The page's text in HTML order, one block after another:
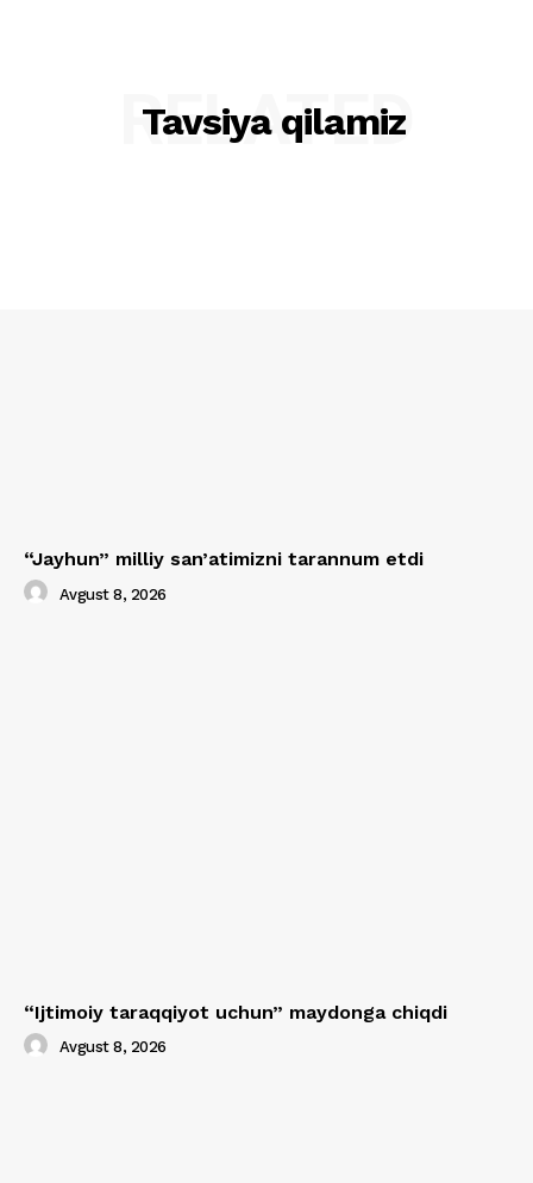
Tavsiya qilamiz
RELATED
“Jayhun” milliy san’atimizni tarannum etdi
Avgust 8, 2026
“Ijtimoiy taraqqiyot uchun” maydonga chiqdi
Avgust 8, 2026